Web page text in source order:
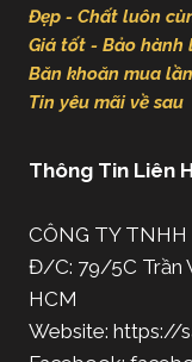
Đẹp - Chất luôn
Giá tốt - Bảo hành
Băn khoăn mua
Tin yêu mãi về sau
Thông Tin Liên
CÔNG TY TNHH
Đ/C: 79/5C Trần
HCM
Website: https://